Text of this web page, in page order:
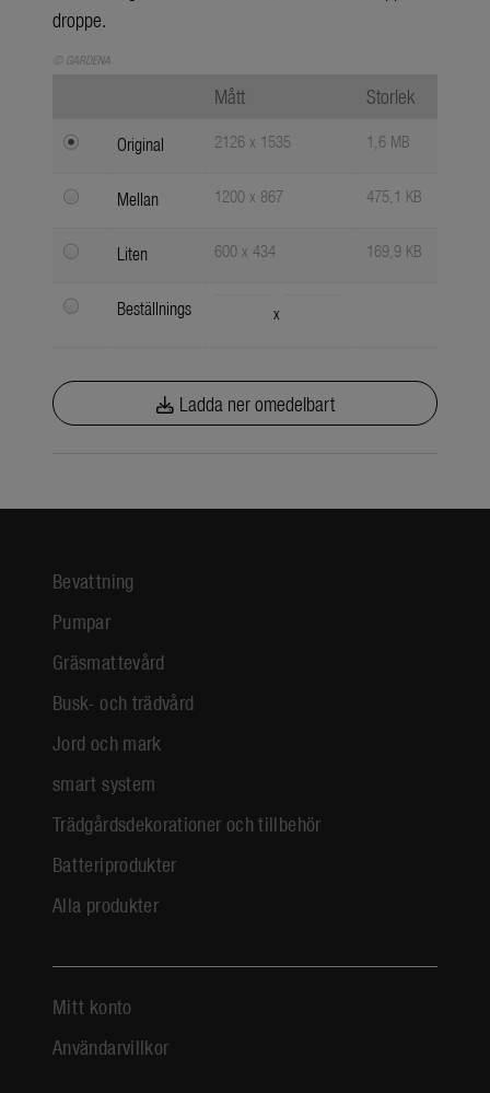
droppe.
© GARDENA
Mått Storlek
Original 2126 x 1535 1,6 MB
Mellan 1200 x 867 475,1 KB
Liten 600 x 434 169,9 KB
Beställnings x
Ladda ner omedelbart
Bevattning
Pumpar
Gräsmattevård
Busk- och trädvård
Jord och mark
smart system
Trädgårdsdekorationer och tillbehör
Batteriprodukter
Alla produkter
Mitt konto
Användarvillkor